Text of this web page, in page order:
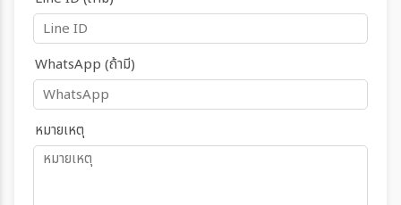
WhatsApp (ถ้ามี)
หมายเหตุ